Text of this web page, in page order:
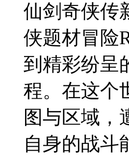
仙剑奇侠传
侠题材冒险
到精彩纷呈
程。在这个
图与区域，
自身的战斗